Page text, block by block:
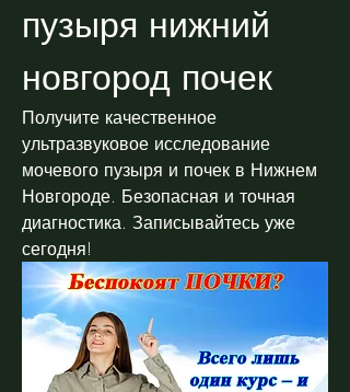
пузыря нижний
новгород почек
Получите качественное
ультразвуковое исследование
мочевого пузыря и почек в Нижнем
Новгороде. Безопасная и точная
диагностика. Записывайтесь уже
сегодня!